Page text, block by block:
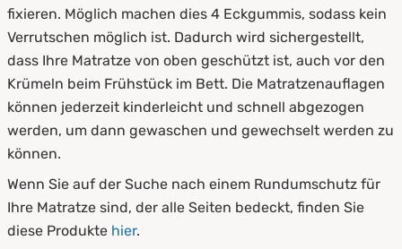
fixieren. Möglich machen dies 4 Eckgummis, sodass kein
Verrutschen möglich ist. Dadurch wird sichergestellt,
dass Ihre Matratze von oben geschützt ist, auch vor den
Krümeln beim Frühstück im Bett. Die Matratzenauflagen
können jederzeit kinderleicht und schnell abgezogen
werden, um dann gewaschen und gewechselt werden zu
können.
Wenn Sie auf der Suche nach einem Rundumschutz für
Ihre Matratze sind, der alle Seiten bedeckt, finden Sie
diese Produkte hier.